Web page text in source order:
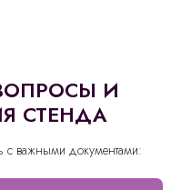
И
СТЕНДА
с важными документами: